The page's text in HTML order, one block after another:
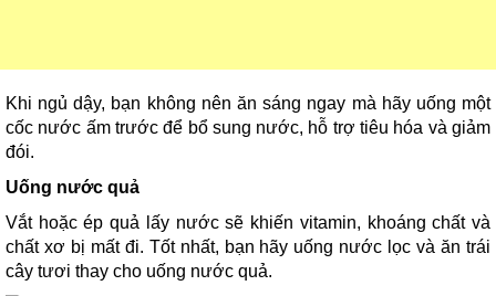
Khi ngủ dậy, bạn không nên ăn sáng ngay mà hãy uống một
cốc nước ấm trước để bổ sung nước, hỗ trợ tiêu hóa và giảm
đói.
Uống nước quả
Vắt hoặc ép quả lấy nước sẽ khiến vitamin, khoáng chất và
chất xơ bị mất đi. Tốt nhất, bạn hãy uống nước lọc và ăn trái
cây tươi thay cho uống nước quả.